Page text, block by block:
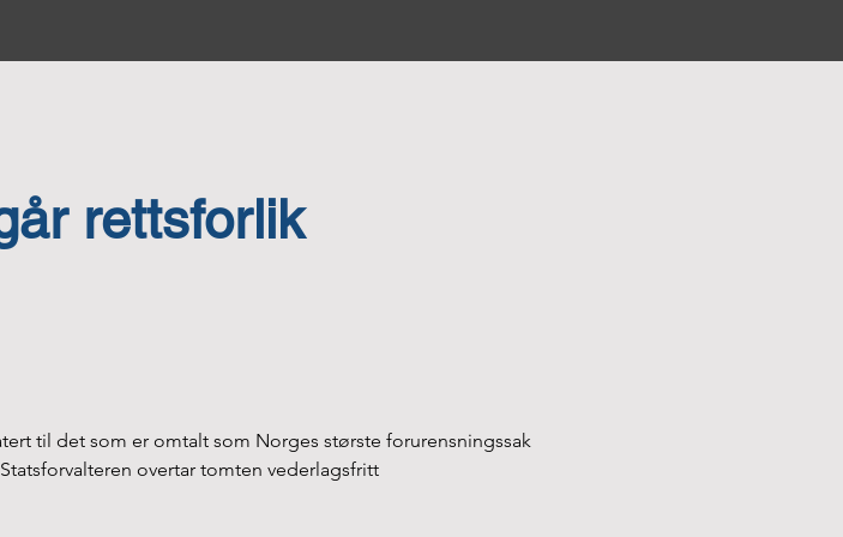
rettsforlik
til det som er omtalt som Norges største forurensningssak
overtar tomten vederlagsfritt